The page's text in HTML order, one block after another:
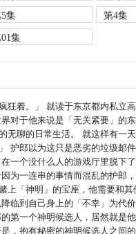
集 第4集
集
狂着。」 就读于东京都内私立
对于他来说是「无关紧要」的
无聊的日常生活。 就这样有一
护郎以为这只是恶劣的垃圾邮
一个没什么人的游戏厅里脱
为一连串的事情而混乱的护郎
上「神明」的宝座，他需要和
临到自己身上的「不幸」为代
第一个神明候选人，居然就是
，抱有秘密的神明候选人之间